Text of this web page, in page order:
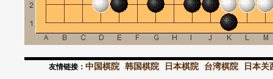
友情链接： 中国棋院 韩国棋院 日本棋院 台湾棋院 日本关